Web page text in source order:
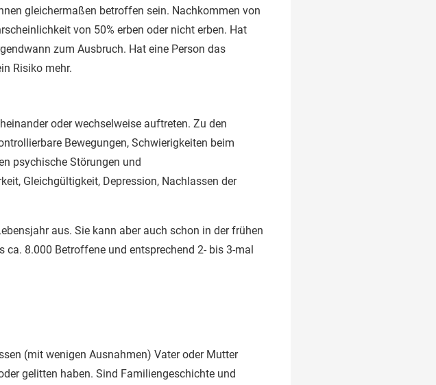
gleichermaßen betroffen sein. Nachkommen von
von 50% erben oder nicht erben. Hat
zum Ausbruch. Hat eine Person das
Risiko mehr.
oder wechselweise auftreten. Zu den
Bewegungen, Schwierigkeiten beim
psychische Störungen und
Gleichgültigkeit, Depression, Nachlassen der
aus. Sie kann aber auch schon in der frühen
8.000 Betroffene und entsprechend 2- bis 3-mal
(mit wenigen Ausnahmen) Vater oder Mutter
gelitten haben. Sind Familiengeschichte und